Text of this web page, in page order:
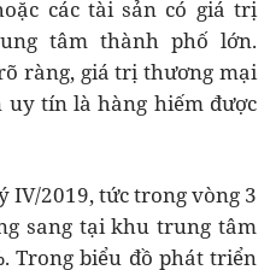
các tài sản có giá trị
tâm thành phố lớn.
ràng, giá trị thương mại
uy tín là hàng hiếm được
IV/2019, tức trong vòng 3
sang tại khu trung tâm
Trong biểu đồ phát triển